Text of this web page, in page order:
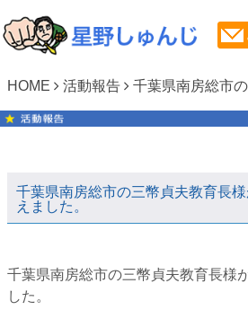
HOME 活動報告 千葉県南房総市の三幣貞夫教
千葉県南房総市の三幣貞夫教育長
えました。⁡
千葉県南房総市の三幣貞夫教育長様
した。⁡